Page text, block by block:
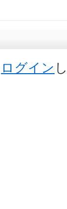
ログイン